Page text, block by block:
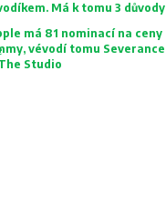
Má k tomu 3 důvody
má 81 nominací na ceny
vévodí tomu Severance
Studio